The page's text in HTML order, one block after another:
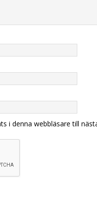
i denna webbläsare till